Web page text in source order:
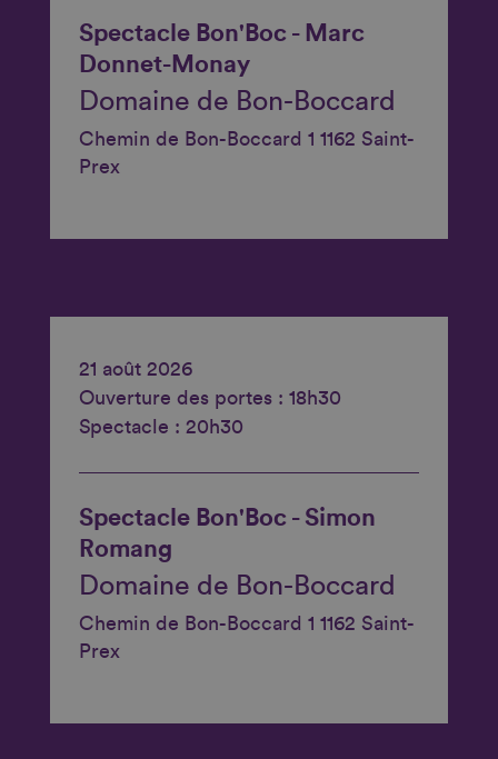
Spectacle Bon'Boc - Marc
Donnet-Monay
Domaine de Bon-Boccard
Chemin de Bon-Boccard 1 1162 Saint-
Prex
21 août 2026
Ouverture des portes : 18h30
Spectacle : 20h30
Spectacle Bon'Boc - Simon
Romang
Domaine de Bon-Boccard
Chemin de Bon-Boccard 1 1162 Saint-
Prex